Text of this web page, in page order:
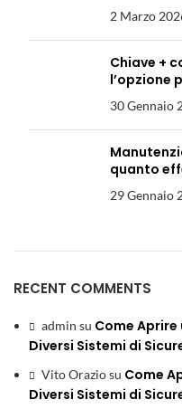
2 Marzo
Chiave +
l’opzione
30 Gennaio
quanto
29 Gennaio
RECENT COMMENTS
admin su Come
Diversi Sistemi di
Vito Oraziosu Come
Diversi Sistemi di